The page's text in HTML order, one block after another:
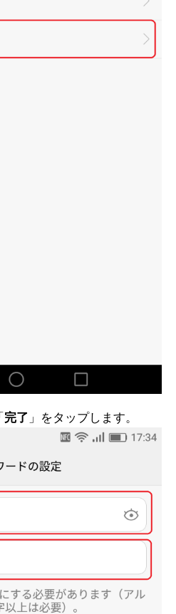
完了 」をタップします。